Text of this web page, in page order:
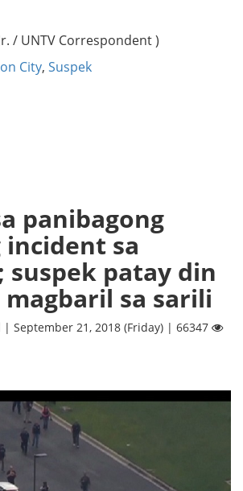
/ UNTV Correspondent )
City, Suspek
panibagong
sa
suspek patay din
sa sarili
| September 21, 2018 (Friday) | 66347